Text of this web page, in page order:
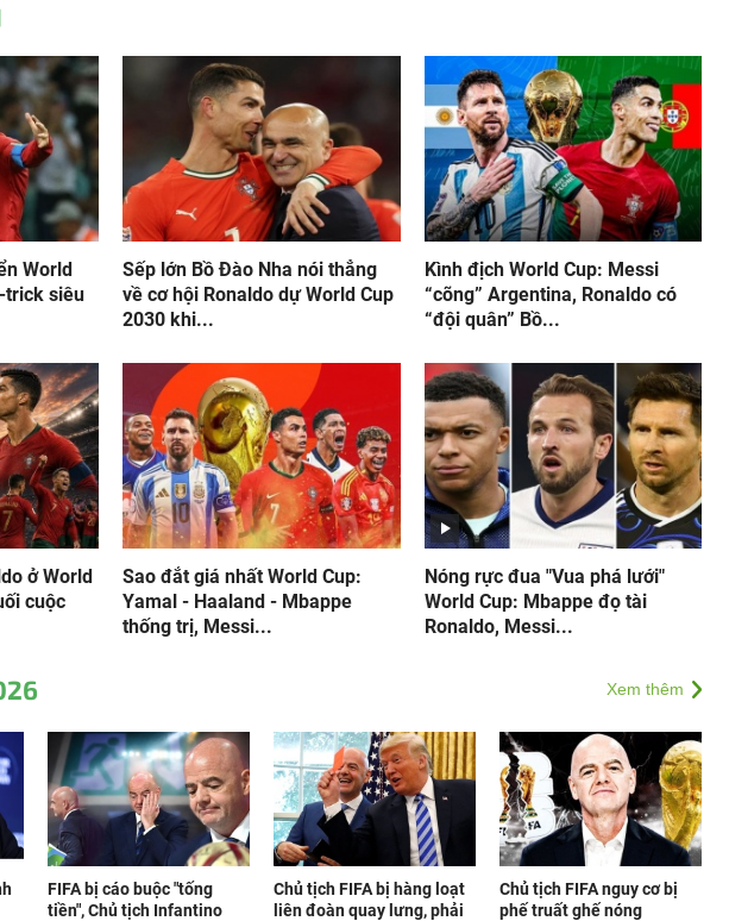
World
trick siêu
Sếp lớn Bồ Đào Nha nói thẳng
về cơ hội Ronaldo dự World Cup
2030 khi...
Kình địch World Cup: Messi
“cõng” Argentina, Ronaldo có
“đội quân” Bồ...
ở World
cuộc
Sao đắt giá nhất World Cup:
Yamal - Haaland - Mbappe
thống trị, Messi...
Nóng rực đua "Vua phá lưới"
World Cup: Mbappe đọ tài
Ronaldo, Messi...
Xem thêm
FIFA bị cáo buộc "tống
tiền", Chủ tịch Infantino
Chủ tịch FIFA bị hàng loạt
liên đoàn quay lưng, phải
Chủ tịch FIFA nguy cơ bị
phế truất ghế nóng